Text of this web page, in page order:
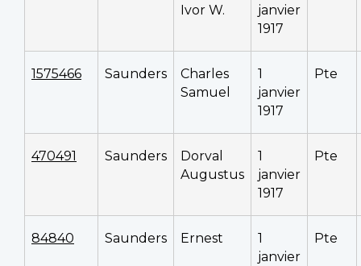
Ivor W.
janvier
1917
1575466 Saunders
Charles
Samuel
1
janvier
1917
Pte
470491 Saunders
Dorval
Augustus
1
janvier
1917
Pte
84840 Saunders Ernest
1
janvier
Pte